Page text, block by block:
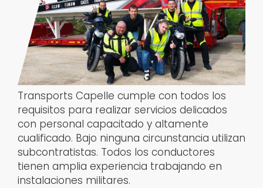
Transports Capelle cumple con todos los
requisitos para realizar servicios delicados
con personal capacitado y altamente
cualificado. Bajo ninguna circunstancia utilizan
subcontratistas. Todos los conductores
tienen amplia experiencia trabajando en
instalaciones militares.